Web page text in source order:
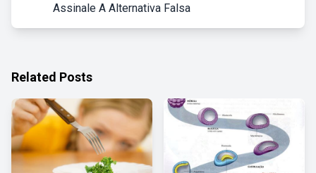
Assinale A Alternativa Falsa
Related Posts